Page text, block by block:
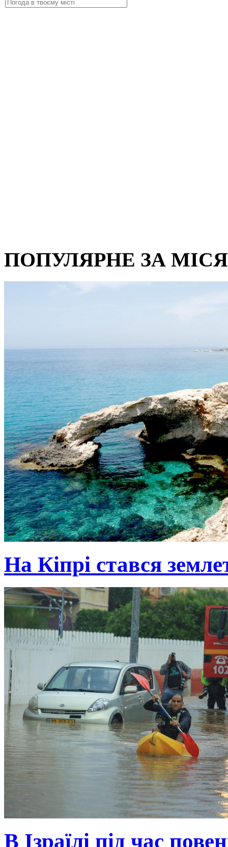
ПОПУЛЯРНЕ ЗА
На Кіпрі стався
В Ізраїлі під час